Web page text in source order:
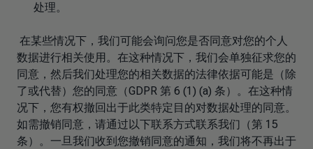
处理。
在某些情况下，我们可能会询问您是否同意对您的个人
数据进行相关使用。在这种情况下，我们会单独征求您的
同意，然后我们处理您的相关数据的法律依据可能是（除
了或代替）您的同意（GDPR 第 6 (1) (a) 条）。在这种情
况下，您有权撤回出于此类特定目的对数据处理的同意。
如需撤销同意，请通过以下联系方式联系我们（第 15
条）。一旦我们收到您撤销同意的通知，我们将不再出于